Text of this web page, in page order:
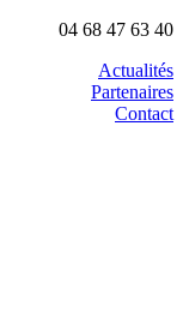
04 68 47 63 40
Actualités
Partenaires
Contact